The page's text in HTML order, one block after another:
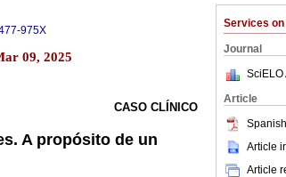
Services on
Journal
SciELO
Article
Article
Article
975X
09, 2025
CASO CLÍNICO
A propósito de un